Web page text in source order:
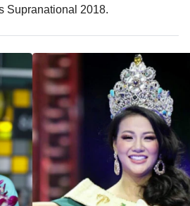
Supranational 2018.